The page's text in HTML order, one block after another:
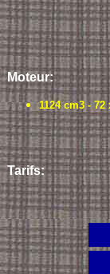
Moteur:
1124 cm3 -
Tarifs: